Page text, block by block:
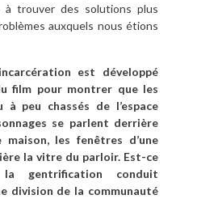
à trouver des solutions plus
auxquels nous étions
est développé
film pour montrer que les
peu chassés de l’espace
se parlent derrière
maison, les fenêtres d’une
la vitre du parloir. Est-ce
gentrification conduit
division de la communauté